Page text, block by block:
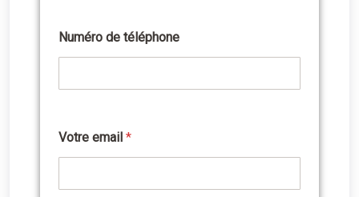
p
h
o
e
Numéro de téléphone
Votre email *